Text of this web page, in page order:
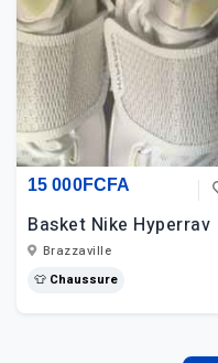
15 000FCFA
Basket Nike Hyperrav
Brazzaville
👕 Chaussure